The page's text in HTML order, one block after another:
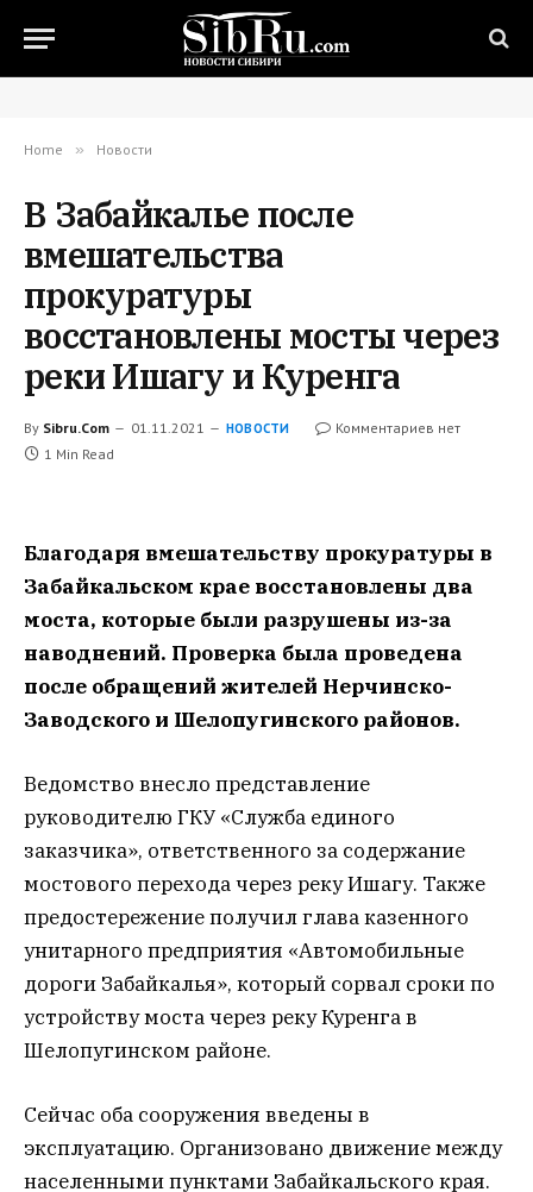
Home » Новости
В Забайкалье после
вмешательства
прокуратуры
восстановлены мосты через
реки Ишагу и Куренга
By Sibru.Com 01.11.2021 НОВОСТИ
Комментариев нет
1 Min Read
Благодаря вмешательству прокуратуры в
Забайкальском крае восстановлены два
моста, которые были разрушены из-за
наводнений. Проверка была проведена
после обращений жителей Нерчинско-
Заводского и Шелопугинского районов.
Ведомство внесло представление
руководителю ГКУ «Служба единого
заказчика», ответственного за содержание
мостового перехода через реку Ишагу. Также
предостережение получил глава казенного
унитарного предприятия «Автомобильные
дороги Забайкалья», который сорвал сроки по
устройству моста через реку Куренга в
Шелопугинском районе.
Сейчас оба сооружения введены в
эксплуатацию. Организовано движение между
населенными пунктами Забайкальского края.